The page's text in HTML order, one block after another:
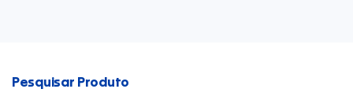
Pesquisar Produto